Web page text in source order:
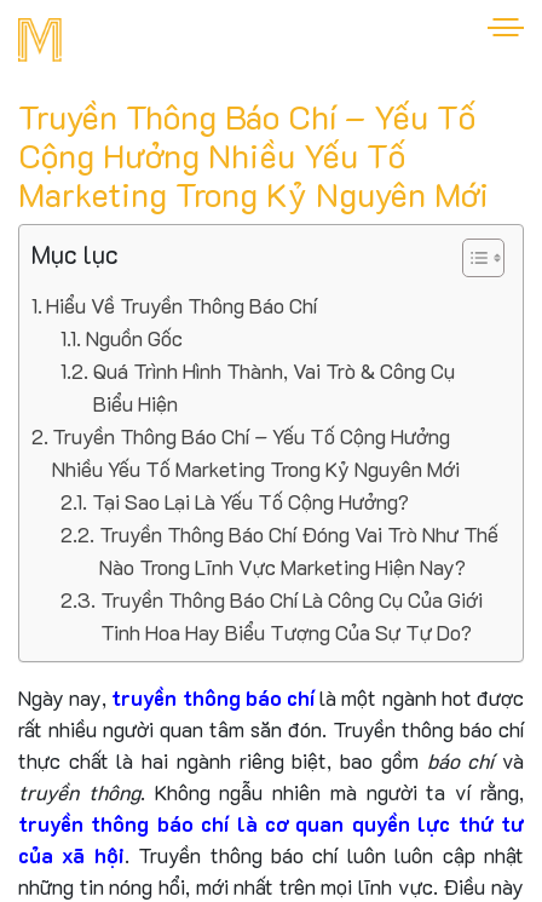
Truyền Thông Báo Chí – Yếu Tố
Cộng Hưởng Nhiều Yếu Tố
Marketing Trong Kỷ Nguyên Mới
Mục lục
Hiểu Về Truyền Thông Báo Chí
Nguồn Gốc
Quá Trình Hình Thành, Vai Trò & Công Cụ
Biểu Hiện
Truyền Thông Báo Chí – Yếu Tố Cộng Hưởng
Nhiều Yếu Tố Marketing Trong Kỷ Nguyên Mới
Tại Sao Lại Là Yếu Tố Cộng Hưởng?
Truyền Thông Báo Chí Đóng Vai Trò Như Thế
Nào Trong Lĩnh Vực Marketing Hiện Nay?
Truyền Thông Báo Chí Là Công Cụ Của Giới
Tinh Hoa Hay Biểu Tượng Của Sự Tự Do?
Ngày nay, truyền thông báo chílà một ngành hot được
rất nhiều người quan tâm săn đón. Truyền thông báo chí
thực chất là hai ngành riêng biệt, bao gồm báo chívà
truyền thông. Không ngẫu nhiên mà người ta ví rằng,
truyền thông báo chí là cơ quan quyền lực thứ tư
của xã hội. Truyền thông báo chí luôn luôn cập nhật
những tin nóng hổi, mới nhất trên mọi lĩnh vực. Điều này